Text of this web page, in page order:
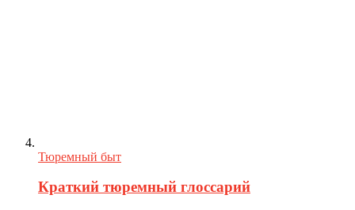
Тюремный быт
Краткий тюремный глоссарий